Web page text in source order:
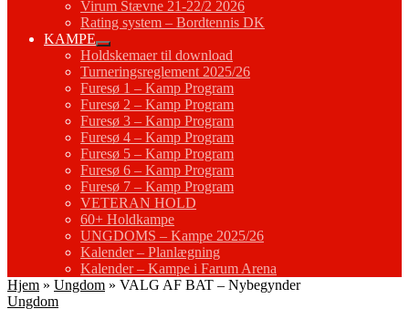
Virum Stævne 21-22/2 2026
Rating system – Bordtennis DK
KAMPE
Holdskemaer til download
Turneringsreglement 2025/26
Furesø 1 – Kamp Program
Furesø 2 – Kamp Program
Furesø 3 – Kamp Program
Furesø 4 – Kamp Program
Furesø 5 – Kamp Program
Furesø 6 – Kamp Program
Furesø 7 – Kamp Program
VETERAN HOLD
60+ Holdkampe
UNGDOMS – Kampe 2025/26
Kalender – Planlægning
Kalender – Kampe i Farum Arena
Hjem » Ungdom » VALG AF BAT – Nybegynder
Ungdom